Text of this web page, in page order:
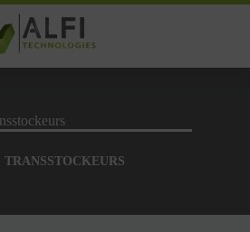
TRANSSTOCKEURS